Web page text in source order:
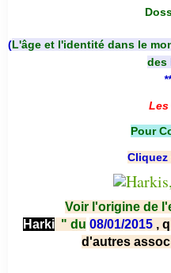
(L'âge et l'identité dans le
des
Les
Pour
Cliquez
Voir l'origine de
Harki " du 08/01/2015 ,
d'autres